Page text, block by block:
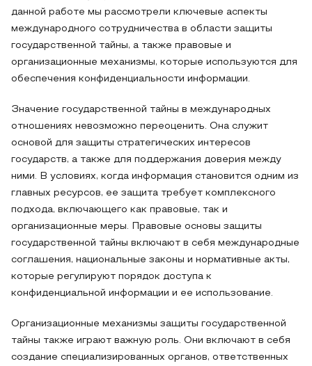
данной работе мы рассмотрели ключевые аспекты
международного сотрудничества в области защиты
государственной тайны, а также правовые и
организационные механизмы, которые используются для
обеспечения конфиденциальности информации.
Значение государственной тайны в международных
отношениях невозможно переоценить. Она служит
основой для защиты стратегических интересов
государств, а также для поддержания доверия между
ними. В условиях, когда информация становится одним из
главных ресурсов, ее защита требует комплексного
подхода, включающего как правовые, так и
организационные меры. Правовые основы защиты
государственной тайны включают в себя международные
соглашения, национальные законы и нормативные акты,
которые регулируют порядок доступа к
конфиденциальной информации и ее использование.
Организационные механизмы защиты государственной
тайны также играют важную роль. Они включают в себя
создание специализированных органов, ответственных